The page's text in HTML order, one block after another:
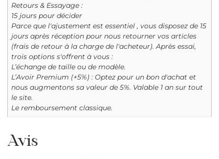
Retours & Essayage :
15 jours pour décider
Parce que l'ajustement est essentiel , vous disposez de 15
jours après réception pour nous retourner vos articles
(frais de retour à la charge de l'acheteur). Après essai,
trois options s'offrent à vous :
L’échange de taille ou de modèle.
L’Avoir Premium (+5%) : Optez pour un bon d'achat et
nous augmentons sa valeur de 5%. Valable 1 an sur tout
le site.
Le remboursement classique.
Avis